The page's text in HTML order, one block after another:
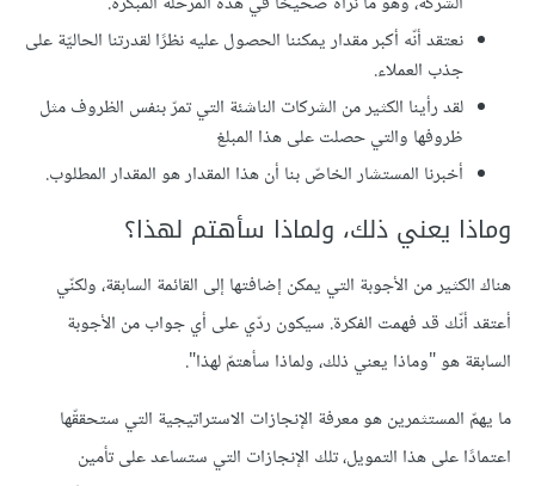
نعتقد أنّه أكبر مقدار يمكننا الحصول عليه نظرًا لقدرتنا الحاليّة على
جذب العملاء.
لقد رأينا الكثير من الشركات الناشئة التي تمرّ بنفس الظروف مثل
ظروفها والتي حصلت على هذا المبلغ
أخبرنا المستشار الخاصّ بنا أن هذا المقدار هو المقدار المطلوب.
وماذا يعني ذلك، ولماذا سأهتم لهذا؟
هناك الكثير من الأجوبة التي يمكن إضافتها إلى القائمة السابقة، ولكنّي
أعتقد أنّك قد فهمت الفكرة. سيكون ردّي على أي جواب من اﻷجوبة
السابقة هو "وماذا يعني ذلك، ولماذا سأهتمّ لهذا".
ما يهمّ المستثمرين هو معرفة اﻹنجازات الاستراتيجية التي ستحققّها
اعتمادًا على هذا التمويل، تلك الإنجازات التي ستساعد على تأمين